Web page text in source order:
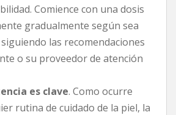
Comience con una dosis
gradualmente según sea
las recomendaciones
o su proveedor de atención
es clave. Como ocurre
rutina de cuidado de la piel, la